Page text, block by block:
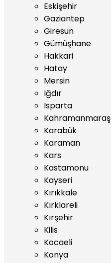
Eskişehir
Gaziantep
Giresun
Gümüşhane
Hakkari
Hatay
Mersin
Iğdır
Isparta
Kahramanmaraş
Karabük
Karaman
Kars
Kastamonu
Kayseri
Kırıkkale
Kırklareli
Kırşehir
Kilis
Kocaeli
Konya